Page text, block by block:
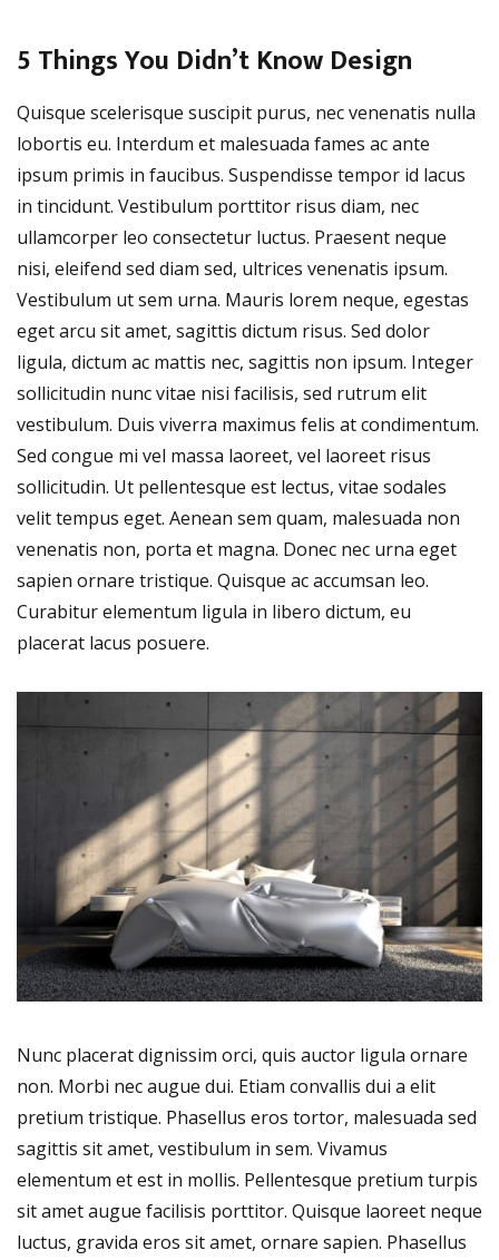
5 Things You Didn’t Know Design
Quisque scelerisque suscipit purus, nec venenatis nulla
lobortis eu. Interdum et malesuada fames ac ante
ipsum primis in faucibus. Suspendisse tempor id lacus
in tincidunt. Vestibulum porttitor risus diam, nec
ullamcorper leo consectetur luctus. Praesent neque
nisi, eleifend sed diam sed, ultrices venenatis ipsum.
Vestibulum ut sem urna. Mauris lorem neque, egestas
eget arcu sit amet, sagittis dictum risus. Sed dolor
ligula, dictum ac mattis nec, sagittis non ipsum. Integer
sollicitudin nunc vitae nisi facilisis, sed rutrum elit
vestibulum. Duis viverra maximus felis at condimentum.
Sed congue mi vel massa laoreet, vel laoreet risus
sollicitudin. Ut pellentesque est lectus, vitae sodales
velit tempus eget. Aenean sem quam, malesuada non
venenatis non, porta et magna. Donec nec urna eget
sapien ornare tristique. Quisque ac accumsan leo.
Curabitur elementum ligula in libero dictum, eu
placerat lacus posuere.
Nunc placerat dignissim orci, quis auctor ligula ornare
non. Morbi nec augue dui. Etiam convallis dui a elit
pretium tristique. Phasellus eros tortor, malesuada sed
sagittis sit amet, vestibulum in sem. Vivamus
elementum et est in mollis. Pellentesque pretium turpis
sit amet augue facilisis porttitor. Quisque laoreet neque
luctus, gravida eros sit amet, ornare sapien. Phasellus